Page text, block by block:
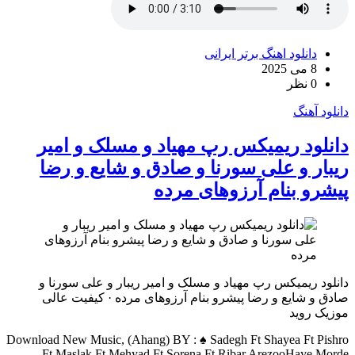
دانلود اهنگ برتر ایرانی
8 می 2025
0 نظر
دانلود آهنگ
دانلود ریمیکس رپ مهیاد و مسلک و امیر
ریبار و علی سورنا و صادق و شایع و رضا
پیشرو بنام آرزوهای مرده
دانلود ریمیکس رپ مهیاد و مسلک و امیر ریبار و علی سورنا و
صادق و شایع و رضا پیشرو بنام آرزوهای مرده · کیفیت عالی
موزیک روید
Download New Music, (Ahang) BY : ♠ Sadegh Ft Shayea Ft Pishro